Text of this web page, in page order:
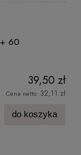
60
39,50 zł
Cena netto: 32,11 zł
do koszyka